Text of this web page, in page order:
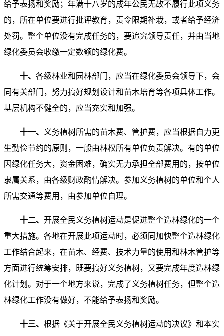
给予表扬和奖励；年满十八岁的成年公民无故不履行此项义务
的，所在单位要进行批评教育，责令限期补栽，或者给予经济
处罚。整个单位没有完成任务的，要追究领导责任，并由当地
绿化委员会收缴一定数额的绿化费。
十、 各级林业和园林部门，应当在绿化委员会领导下，会
同有关部门，努力搞好规划设计和苗木培育等各项具体工作。
基层机构不健全的，应当充实和加强。
十一、
义务植树所需的苗木费、管护费，应当根据自力更
生勤俭节约的原则，一般由林权所有单位负责解决。有的单位
因绿化任务大，资金困难，确实无力承担全部费用的，按单位
隶属关系，由各级财政酌情解决。参加义务植树的单位和个人
所需交通等费用，由参加单位自理。
十二、 开展全民义务植树运动是促进整个造林绿化的一个
重大措施。各地在开展此项运动时，必须同加快整个造林绿化
工作结合起来，在苗木、经费、技术力量的使用和林木管护等
方面进行统筹安排，既要搞好义务植树，又要完成年度造林绿
化计划。对于一个地方来说，完成了义务植树任务，但整个造
林绿化工作没有做好，不能给予表扬和奖励。
十三、 根据《关于开展全民义务植树运动的决议》和本实